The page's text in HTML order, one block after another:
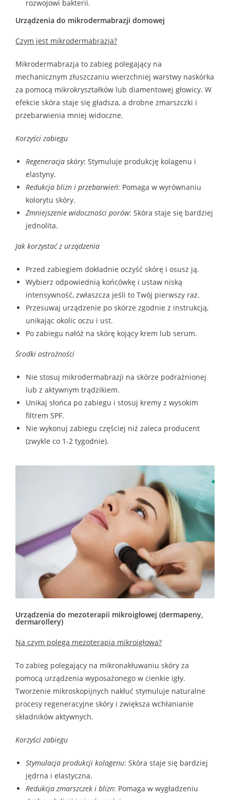
rozwojowi bakterii.
Urządzenia do mikrodermabrazji domowej
Czym jest mikrodermabrazja?
Mikrodermabrazja to zabieg polegający na
mechanicznym złuszczaniu wierzchniej warstwy naskórka
za pomocą mikrokryształków lub diamentowej głowicy. W
efekcie skóra staje się gładsza, a drobne zmarszczki i
przebarwienia mniej widoczne.
Korzyści zabiegu
Regeneracja skóry: Stymuluje produkcję kolagenu i
elastyny.
Redukcja blizn i przebarwień: Pomaga w wyrównaniu
kolorytu skóry.
Zmniejszenie widoczności porów: Skóra staje się bardziej
jednolita.
Jak korzystać z urządzenia
Przed zabiegiem dokładnie oczyść skórę i osusz ją.
Wybierz odpowiednią końcówkę i ustaw niską
intensywność, zwłaszcza jeśli to Twój pierwszy raz.
Przesuwaj urządzenie po skórze zgodnie z instrukcją,
unikając okolic oczu i ust.
Po zabiegu nałóż na skórę kojący krem lub serum.
Środki ostrożności
Nie stosuj mikrodermabrazji na skórze podrażnionej
lub z aktywnym trądzikiem.
Unikaj słońca po zabiegu i stosuj kremy z wysokim
filtrem SPF.
Nie wykonuj zabiegu częściej niż zaleca producent
(zwykle co 1-2 tygodnie).
Urządzenia do mezoterapii mikroigłowej (dermapeny,
dermarollery)
Na czym polega mezoterapia mikroigłowa?
To zabieg polegający na mikronakłuwaniu skóry za
pomocą urządzenia wyposażonego w cienkie igły.
Tworzenie mikroskopijnych nakłuć stymuluje naturalne
procesy regeneracyjne skóry i zwiększa wchłanianie
składników aktywnych.
Korzyści zabiegu
Stymulacja produkcji kolagenu: Skóra staje się bardziej
jędrna i elastyczna.
Redukcja zmarszczek i blizn: Pomaga w wygładzeniu